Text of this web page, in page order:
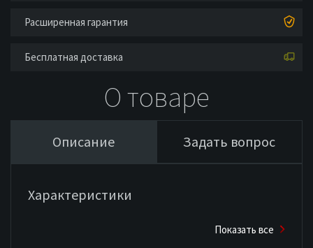
Расширенная гарантия
Бесплатная доставка
О товаре
Описание Задать вопрос
Характеристики
Показать все